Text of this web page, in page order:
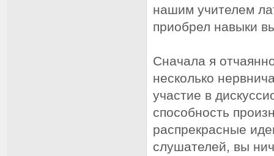
нашим учителем
приобрел навыки
Сначала я
несколько
участие в
способность
распрекрасные
слушателей, вы